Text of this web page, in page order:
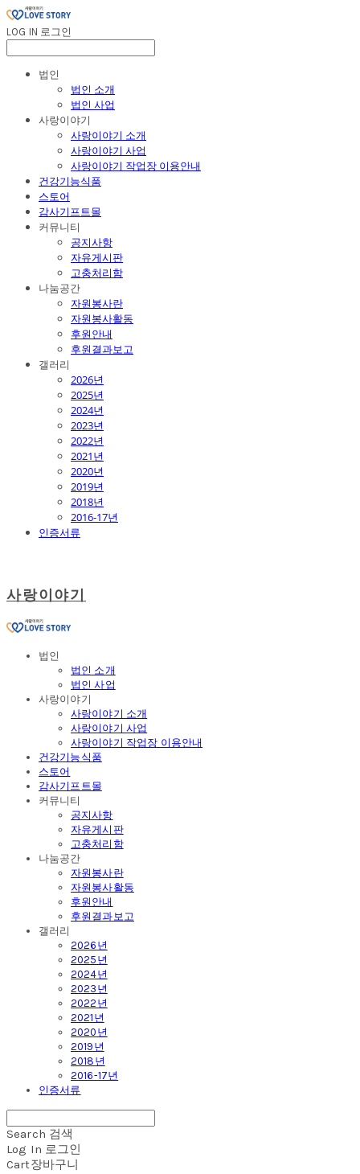
LOG IN 로그인
법인
법인 소개
법인 사업
사랑이야기
사랑이야기 소개
사랑이야기 사업
사랑이야기 작업장 이용안내
건강기능식품
스토어
감사기프트몰
커뮤니티
공지사항
자유게시판
고충처리함
나눔공간
자원봉사란
자원봉사활동
후원안내
후원결과보고
갤러리
2026년
2025년
2024년
2023년
2022년
2021년
2020년
2019년
2018년
2016-17년
인증서류
사랑이야기
법인
법인 소개
법인 사업
사랑이야기
사랑이야기 소개
사랑이야기 사업
사랑이야기 작업장 이용안내
건강기능식품
스토어
감사기프트몰
커뮤니티
공지사항
자유게시판
고충처리함
나눔공간
자원봉사란
자원봉사활동
후원안내
후원결과보고
갤러리
2026년
2025년
2024년
2023년
2022년
2021년
2020년
2019년
2018년
2016-17년
인증서류
Search 검색
Log In 로그인
Cart장바구니